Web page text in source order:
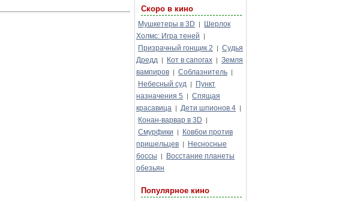
Скоро в кино
Мушкетеры в 3D |
Шерлок
Холмс: Игра теней
|
Призрачный гонщик 2 | Судья
Дредд | Кот в сапогах | Земля
вампиров | Соблазнитель |
Небесный суд |
Пункт
назначения 5
| Спящая
красавица | Дети шпионов 4 |
Конан-варвар в 3D |
Смурфики |
Ковбои против
пришельцев |
Несносные
боссы
|
Восстание планеты
обезьян
Популярное кино